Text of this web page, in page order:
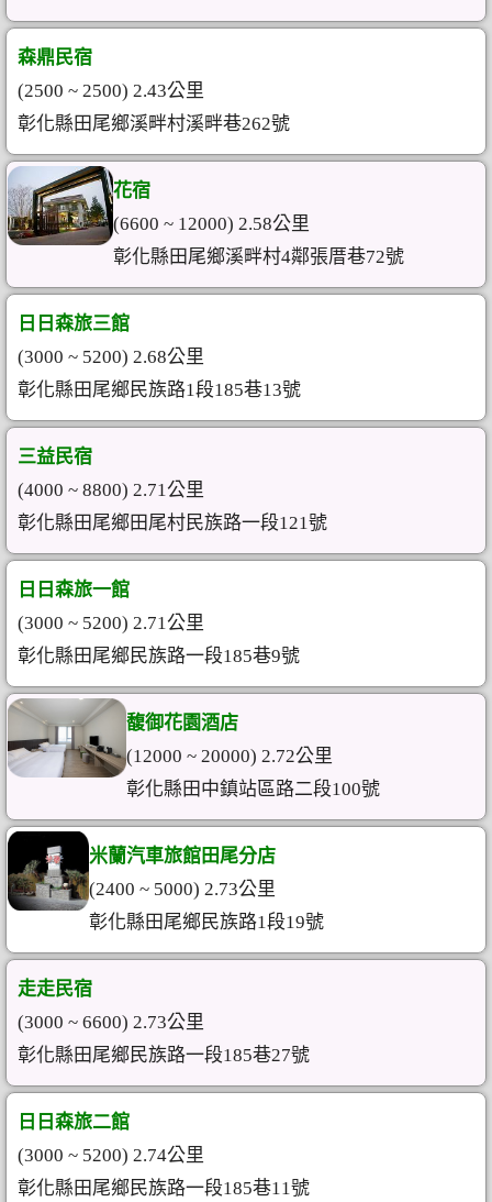
森鼎民宿
(2500 ~ 2500) 2.43公里
彰化縣田尾鄉溪畔村溪畔巷262號
花宿
(6600 ~ 12000) 2.58公里
彰化縣田尾鄉溪畔村4鄰張厝巷72號
日日森旅三館
(3000 ~ 5200) 2.68公里
彰化縣田尾鄉民族路1段185巷13號
三益民宿
(4000 ~ 8800) 2.71公里
彰化縣田尾鄉田尾村民族路一段121號
日日森旅一館
(3000 ~ 5200) 2.71公里
彰化縣田尾鄉民族路一段185巷9號
馥御花園酒店
(12000 ~ 20000) 2.72公里
彰化縣田中鎮站區路二段100號
米蘭汽車旅館田尾分店
(2400 ~ 5000) 2.73公里
彰化縣田尾鄉民族路1段19號
走走民宿
(3000 ~ 6600) 2.73公里
彰化縣田尾鄉民族路一段185巷27號
日日森旅二館
(3000 ~ 5200) 2.74公里
彰化縣田尾鄉民族路一段185巷11號